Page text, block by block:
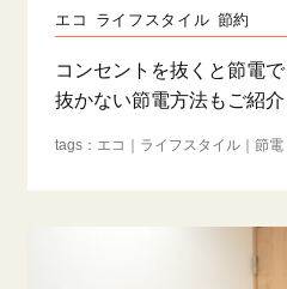
エコ ライフスタイル 節約
コンセントを抜くと節電
抜かない節電方法もご紹介
エコ ライフスタイル 節電